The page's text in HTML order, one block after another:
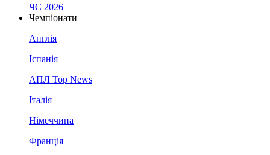
ЧС 2026
Чемпіонати
Англія
Іспанія
АПЛ Top News
Італія
Німеччина
Франція